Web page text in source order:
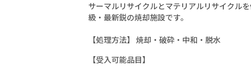
サーマルリサイクルとマテリアルリサイクル
級・最新鋭の焼却施設です。
【処理方法】 焼却・破砕・中和・脱水
【受入可能品目】